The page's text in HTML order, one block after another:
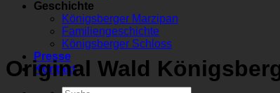
Geschichte
Königsberger Marzipan
Familiengeschichte
Königsberger Schloss
Presse
Kontakt
Original Wald